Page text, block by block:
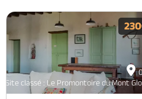
Site classé : Le Promontoire du Mont